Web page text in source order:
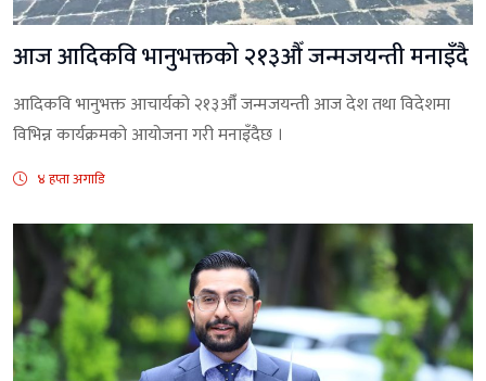
आज आदिकवि भानुभक्तको २१३औँ जन्मजयन्ती मनाइँदै
आदिकवि भानुभक्त आचार्यको २१३औँ जन्मजयन्ती आज देश तथा विदेशमा
विभिन्न कार्यक्रमको आयोजना गरी मनाइँदैछ ।
४ हप्ता अगाडि